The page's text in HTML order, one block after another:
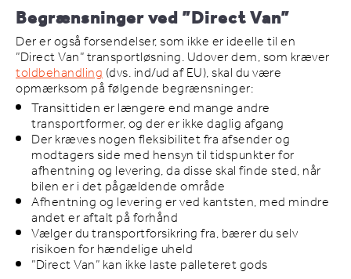
Begrænsninger ved ”Direct Van”
Der er også forsendelser, som ikke er ideelle til en
”Direct Van” transportløsning. Udover dem, som kræver
toldbehandling(dvs. ind/ud af EU), skal du være
opmærksom på følgende begrænsninger:
Transittiden er længere end mange andre
transportformer, og der er ikke daglig afgang
Der kræves nogen fleksibilitet fra afsender og
modtagers side med hensyn til tidspunkter for
afhentning og levering, da disse skal finde sted, når
bilen er i det pågældende område
Afhentning og levering er ved kantsten, med mindre
andet er aftalt på forhånd
Vælger du transportforsikring fra, bærer du selv
risikoen for hændelige uheld
”Direct Van” kan ikke laste palleteret gods